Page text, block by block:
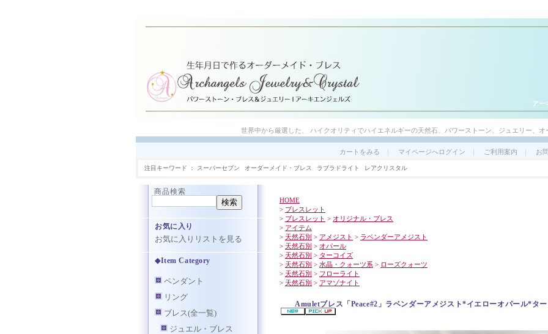
アー
世界中から厳選した、 ハイクオリティでハイエネルギーの天然石、パワーストーン、ジュエリー、
カートをみる ｜ マイページへログイン ｜ ご利用案内 ｜ お
注目キーワード スーパーセブン オーダーメイド・ブレス ラブラドライト レアクリスタル
商品検索
お気に入り
お気に入りリストを見る
◆Item Category
ペンダント
リング
ブレス(全一覧)
ジュエル・ブレス
HOME
> ブレスレット
> ブレスレット > オリジナル・ブレス
> アイテム
> 天然石別 > アメジスト > ラベンダーアメジスト
> 天然石別 > オパール
> 天然石別 > ターコイズ
> 天然石別 > 水晶・クォーツ系 > ローズクォーツ
> 天然石別 > フローライト
> 天然石別 > アマゾナイト
Amuletブレス「Peace#2」ラベンダーアメジスト*イエローオパール*タ